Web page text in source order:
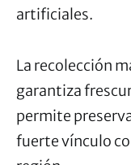
artificiales.
La recolección
garantiza
permite
fuerte vínculo